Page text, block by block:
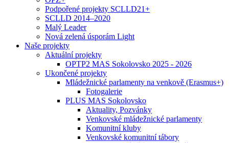
Podpořené projekty SCLLD21+
SCLLD 2014–2020
Malý Leader
Nová zelená úsporám Light
Naše projekty
Aktuální projekty
OPTP2 MAS Sokolovsko 2025 - 2026
Ukončené projekty
Mládežnické parlamenty na venkově (Erasmus+)
Fotogalerie
PLUS MAS Sokolovsko
Aktuality, Pozvánky
Venkovské mládežnické parlamenty
Komunitní kluby
Venkovské komunitní tábory